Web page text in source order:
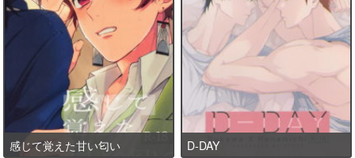
感じて覚えた甘い匂い D-DAY